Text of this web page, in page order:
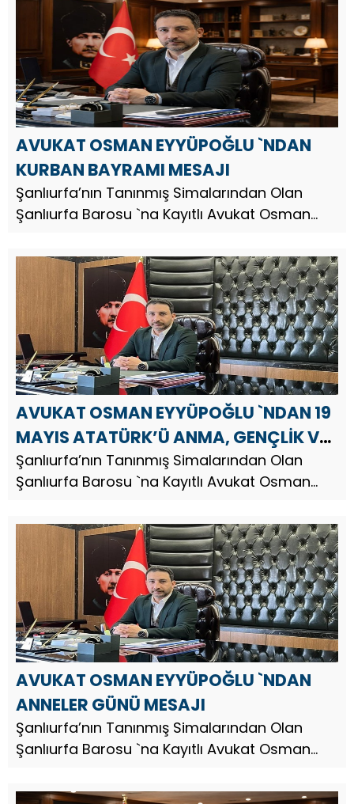
mesajında şu ifadelere yer verdi; ...
AVUKAT OSMAN EYYÜPOĞLU `NDAN
KURBAN BAYRAMI MESAJI
Şanlıurfa’nın Tanınmış Simalarından Olan
Şanlıurfa Barosu `na Kayıtlı Avukat Osman
mesaj yayınladı. Av. Osman Eyyüpoğlu,
mesajında şu ifadelere yer verdi; ...
AVUKAT OSMAN EYYÜPOĞLU `NDAN 19
MAYIS ATATÜRK’Ü ANMA, GENÇLİK VE
SPOR BAYRAMI MESAJI
Şanlıurfa’nın Tanınmış Simalarından Olan
Şanlıurfa Barosu `na Kayıtlı Avukat Osman
ve Spor Bayramı nedeniyle bir kutlama mesajı
yayınladı. Av. Osman Eyyü...
AVUKAT OSMAN EYYÜPOĞLU `NDAN
ANNELER GÜNÜ MESAJI
Şanlıurfa’nın Tanınmış Simalarından Olan
Şanlıurfa Barosu `na Kayıtlı Avukat Osman
yayınladı. Av. Osman Eyyüpoğlu, mesajında şu